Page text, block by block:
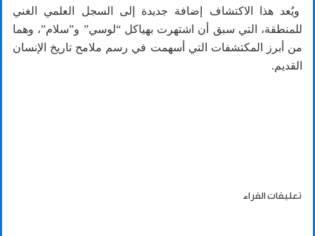
ويُعد هذا الاكتشاف إضافة جديدة إلى السجل العلمي الغني
للمنطقة، التي سبق أن اشتهرت بهياكل “لوسي” و”سلام”، وهما
من أبرز المكتشفات التي أسهمت في رسم ملامح تاريخ الإنسان
القديم.
تعليقات القراء